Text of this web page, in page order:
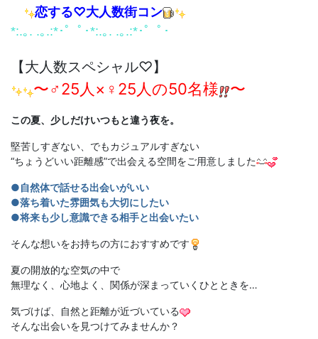
恋する♡大人数街コン
*:.｡. .｡.:*･゜ﾟ･*:.｡. .｡.:*･゜ﾟ･
【大人数スペシャル♡】
〜♂25人×♀25人の50名様 〜
この夏、少しだけいつもと違う夜を。
堅苦しすぎない、でもカジュアルすぎない
“ちょうどいい距離感”で出会える空間をご用意しました
●自然体で話せる出会いがいい
●落ち着いた雰囲気も大切にしたい
●将来も少し意識できる相手と出会いたい
そんな想いをお持ちの方におすすめです
夏の開放的な空気の中で
無理なく、心地よく、関係が深まっていくひとときを…
気づけば、自然と距離が近づいている
そんな出会いを見つけてみませんか？